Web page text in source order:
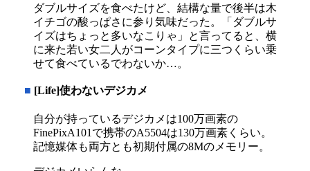
ダブルサイズを食べたけど、結構な量で後半は木
イチゴの酸っぱさに参り気味だった。「ダブルサ
イズはちょっと多いなこりゃ」と言ってると、横
に来た若い女二人がコーンタイプに三つくらい乗
せて食べているでわないか…。
■ [Life]使わないデジカメ
自分が持っているデジカメは100万画素の
FinePixA101で携帯のA5504は130万画素くらい。
記憶媒体も両方とも初期付属の8Mのメモリー。